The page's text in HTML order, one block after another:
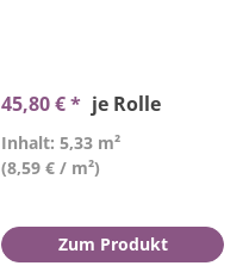
45,80 € * je Rolle
Inhalt: 5,33 m²
(8,59 € / m²)
Zum Produkt